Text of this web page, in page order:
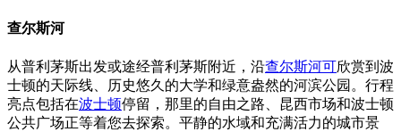
查尔斯河
从普利茅斯出发或途经普利茅斯附近，沿查尔斯河可欣赏到波
士顿的天际线、历史悠久的大学和绿意盎然的河滨公园。行程
亮点包括在波士顿停留，那里的自由之路、昆西市场和波士顿
公共广场正等着您去探索。平静的水域和充满活力的城市景